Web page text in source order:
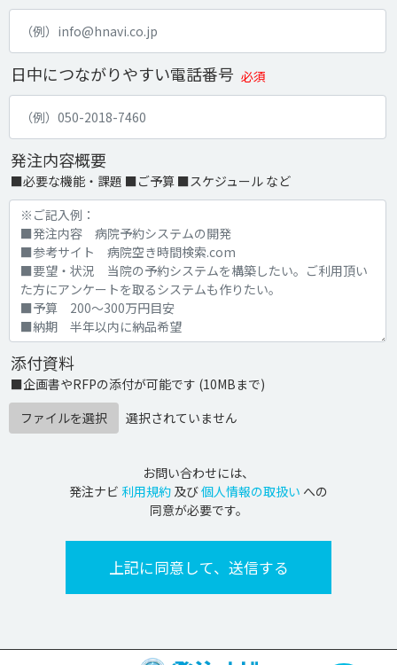
日中につながりやすい電話番号 必須
発注内容概要
■必要な機能・課題 ■ご予算 ■スケジュール など
添付資料
■企画書やRFPの添付が可能です (10MBまで)
ファイルを選択
選択されていません
お問い合わせには、
発注ナビ 利用規約 及び個人情報の取扱い への
同意が必要です。